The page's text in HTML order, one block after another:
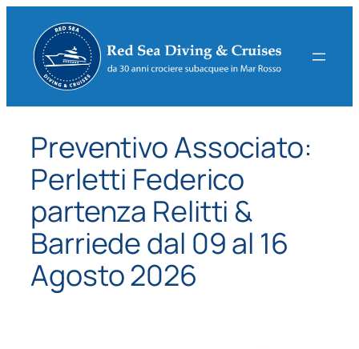
contenuto
Preventivo Associato:
Perletti Federico
partenza Relitti &
Barriede dal 09 al 16
Agosto 2026